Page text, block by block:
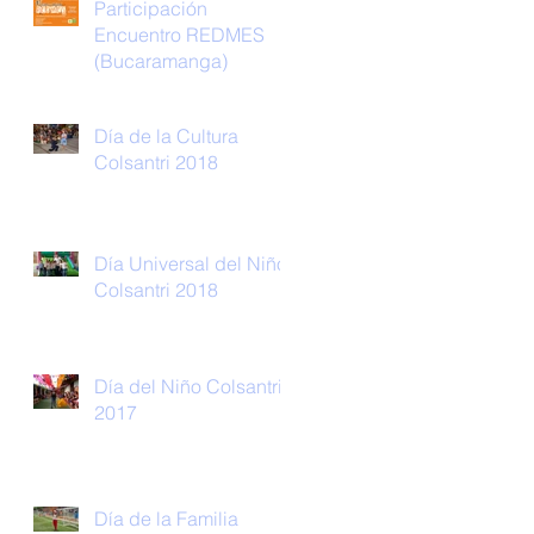
Participación
Encuentro REDMES
(Bucaramanga)
Día de la Cultura
Colsantri 2018
Día Universal del Niño
Colsantri 2018
Día del Niño Colsantri
2017
Día de la Familia